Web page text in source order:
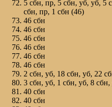
5 сбн, пр, 5 сбн, уб, уб, 5
сбн, пр, 1 сбн (46)
46 сбн
46 сбн
46 сбн
46 сбн
46 сбн
46 сбн
2 сбн, уб, 18 сбн, уб, 22
3 сбн, уб, 1 сбн, уб, 8
40 сбн
40 сбн